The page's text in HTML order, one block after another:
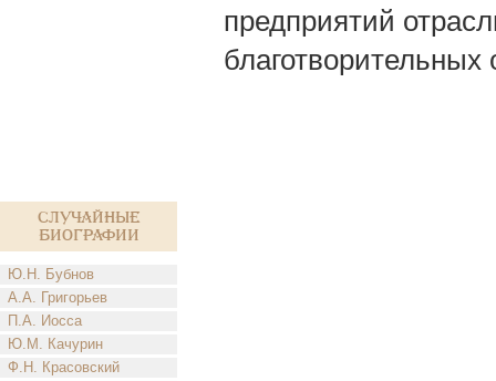
Случайные
биографии
Ю.Н. Бубнов
А.А. Григорьев
П.А. Иосса
Ю.М. Качурин
Ф.Н. Красовский
предприятий
благотворительных